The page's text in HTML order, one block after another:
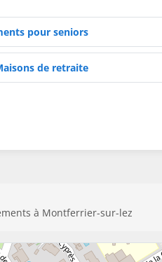
à Montferrier-sur-lez